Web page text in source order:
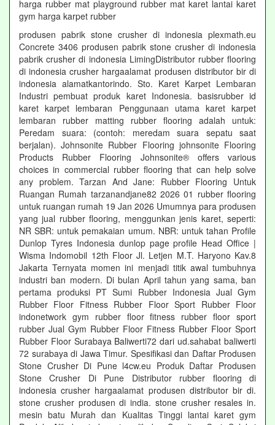
harga rubber mat playground rubber mat karet lantai karet
gym harga karpet rubber
produsen pabrik stone crusher di indonesia plexmath.eu
Concrete 3406 produsen pabrik stone crusher di indonesia
pabrik crusher di indonesia LimingDistributor rubber flooring
di indonesia crusher hargaalamat produsen distributor bir di
indonesia alamatkantorindo. Sto. Karet Karpet Lembaran
Industri pembuat produk karet Indonesia. basisrubber id
karet karpet lembaran Penggunaan utama karet karpet
lembaran rubber matting rubber flooring adalah untuk:
Peredam suara: (contoh: meredam suara sepatu saat
berjalan). Johnsonite Rubber Flooring johnsonite Flooring
Products Rubber Flooring Johnsonite® offers various
choices in commercial rubber flooring that can help solve
any problem. Tarzan And Jane: Rubber Flooring Untuk
Ruangan Rumah tarzanandjane82 2026 01 rubber flooring
untuk ruangan rumah 19 Jan 2026 Umumnya para produsen
yang jual rubber flooring, menggunkan jenis karet, seperti:
NR SBR: untuk pemakaian umum. NBR: untuk tahan Profile
Dunlop Tyres Indonesia dunlop page profile Head Office |
Wisma Indomobil 12th Floor Jl. Letjen M.T. Haryono Kav.8
Jakarta Ternyata momen ini menjadi titik awal tumbuhnya
industri ban modern. Di bulan April tahun yang sama, ban
pertama produksi PT Sumi Rubber Indonesia Jual Gym
Rubber Floor Fitness Rubber Floor Sport Rubber Floor
indonetwork gym rubber floor fitness rubber floor sport
rubber Jual Gym Rubber Floor Fitness Rubber Floor Sport
Rubber Floor Surabaya Baliwerti72 dari ud.sahabat baliwerti
72 surabaya di Jawa Timur. Spesifikasi dan Daftar Produsen
Stone Crusher Di Pune l4cw.eu Produk Daftar Produsen
Stone Crusher Di Pune Distributor rubber flooring di
indonesia crusher hargaalamat produsen distributor bir di.
stone crusher produsen di india. stone crusher resales in.
mesin batu Murah dan Kualitas Tinggi lantai karet gym